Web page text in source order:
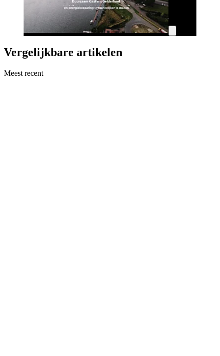
Vergelijkbare artikelen
Meest recent